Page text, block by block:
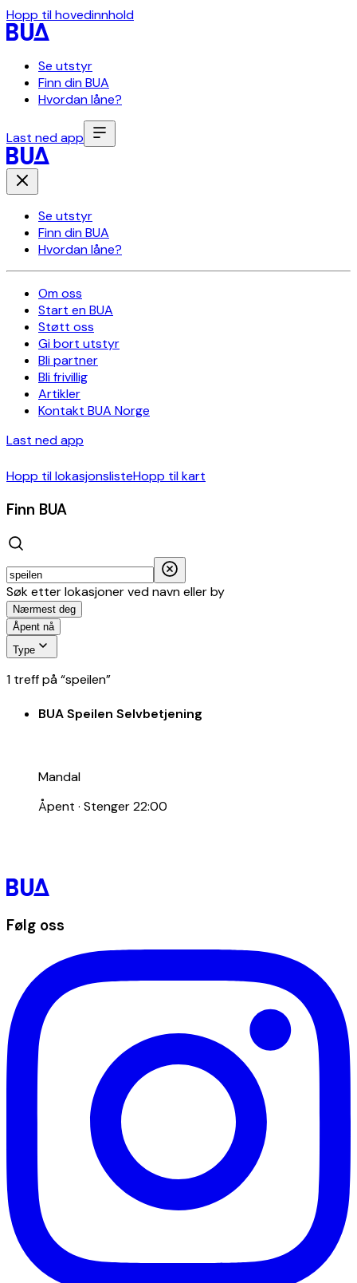
Hopp til hovedinnhold
Se utstyr
Finn din BUA
Hvordan låne?
Last ned app
Se utstyr
Finn din BUA
Hvordan låne?
Om oss
Start en BUA
Støtt oss
Gi bort utstyr
Bli partner
Bli frivillig
Artikler
Kontakt BUA Norge
Last ned app
Hopp til lokasjonslisteHopp til kart
Finn BUA
Søk etter lokasjoner ved navn eller by
Nærmest deg
Åpent nå
Type
1 treffpå“speilen”
BUA Speilen Selvbetjening
Mandal
Åpent · Stenger 22:00
Følg oss